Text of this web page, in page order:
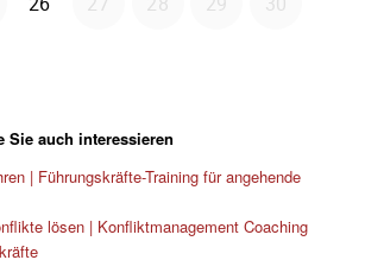
Sie auch interessieren
| Führungskräfte-Training für angehende
lösen | Konfliktmanagement Coaching